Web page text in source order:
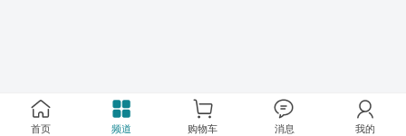
首页 频道 购物车 消息 我的